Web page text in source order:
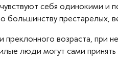
себя одинокими и
престарелых,
возраста,
люди могут сами принять